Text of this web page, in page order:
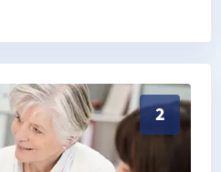
2
(Landkreis